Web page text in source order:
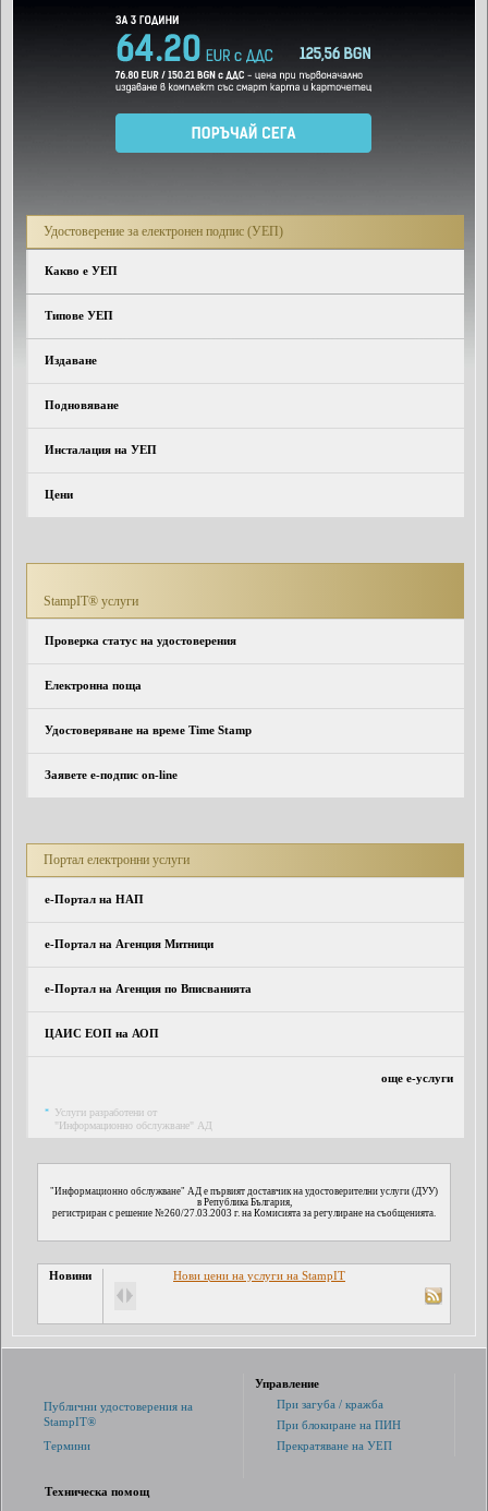
Удостоверение за електронен подпис (УЕП)
Какво е УЕП
Типове УЕП
Издаване
Подновяване
Инсталация на УЕП
Цени
StampIT® услуги
Проверка статус на удостоверения
Електронна поща
Удостоверяване на време Time Stamp
Заявете е-подпис on-line
Портал електронни услуги
e-Портал на НАП
е-Портал на Агенция Митници
е-Портал на Агенция по Вписванията
ЦАИС ЕОП на АОП
още е-услуги
*
Услуги разработени от
"Информационно обслужване" АД
"Информационно обслужване" АД е първият доставчик на удостоверителни услуги (ДУУ)
в Република България,
регистриран с решение №260/27.03.2003 г. на Комисията за регулиране на съобщенията.
Новини Нови цени на услуги на StampIT
Публични удостоверения на
StampIT®
Термини
Управление
При загуба / кражба
При блокиране на ПИН
Прекратяване на УЕП
Техническа помощ